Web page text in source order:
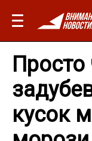
Просто
кусок